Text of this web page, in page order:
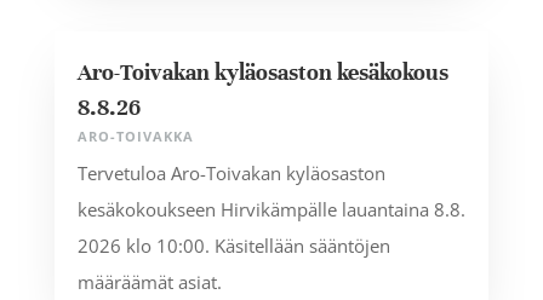
Aro-Toivakan kyläosaston kesäkokous
8.8.26
ARO-TOIVAKKA
Tervetuloa Aro-Toivakan kyläosaston
kesäkokoukseen Hirvikämpälle lauantaina 8.8.
2026 klo 10:00. Käsitellään sääntöjen
määräämät asiat.